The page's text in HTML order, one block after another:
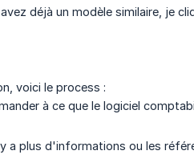
déjà un modèle similaire, je
voici le process :
à ce que le logiciel
a plus d'informations ou les